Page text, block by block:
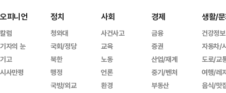
오피니언
칼럼
기자의 눈
기고
시사만평
정치
청와대
국회/정당
북한
행정
국방/외교
사회
사건사고
교육
노동
언론
환경
경제
금융
증권
산업/재계
중기/벤처
부동산
생활/
건강정보
자동차/
도로/교
여행/레
음식/맛